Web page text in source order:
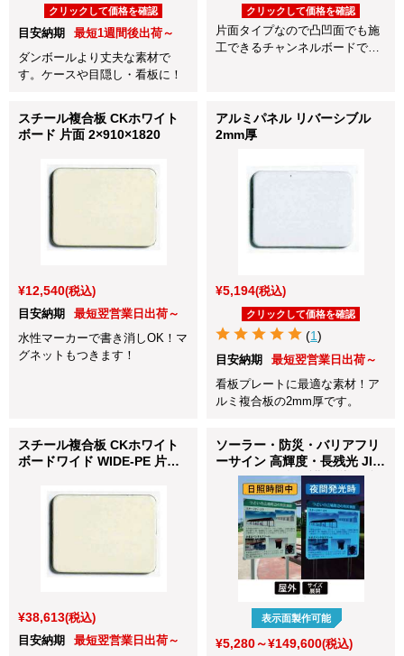
クリックして価格を確認
目安納期
最短1週間後出荷～
ダンボールより丈夫な素材で
す。ケースや目隠し・看板に！
クリックして価格を確認
片面タイプなので凸凹面でも施
工できるチャンネルボードで
スチール複合板 CKホワイト
ボード 片面 2×910×1820
¥12,540(税込)
目安納期
最短翌営業日出荷～
水性マーカーで書き消しOK！マ
グネットもつきます！
アルミパネル リバーシブル
2mm厚
¥5,194(税込)
クリックして価格を確認
(1)
目安納期
最短翌営業日出荷～
看板プレートに最適な素材！ア
ルミ複合板の2mm厚です。
スチール複合板 CKホワイト
ボードワイド WIDE-PE 片面
¥38,613(税込)
目安納期
最短翌営業日出荷～
ソーラー・防災・バリアフリ
ーサイン 高輝度・長残光 JIS
Z9097 規格Ⅰ類 避難誘導・防
災サイン 屋外蓄光パネル
表示面製作可能
¥5,280～¥149,600(税込)